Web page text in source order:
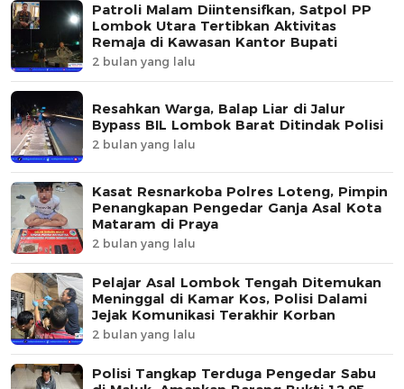
Patroli Malam Diintensifkan, Satpol PP
Lombok Utara Tertibkan Aktivitas
Remaja di Kawasan Kantor Bupati
2 bulan yang lalu
Resahkan Warga, Balap Liar di Jalur
Bypass BIL Lombok Barat Ditindak Polisi
2 bulan yang lalu
Kasat Resnarkoba Polres Loteng, Pimpin
Penangkapan Pengedar Ganja Asal Kota
Mataram di Praya
2 bulan yang lalu
Pelajar Asal Lombok Tengah Ditemukan
Meninggal di Kamar Kos, Polisi Dalami
Jejak Komunikasi Terakhir Korban
2 bulan yang lalu
Polisi Tangkap Terduga Pengedar Sabu